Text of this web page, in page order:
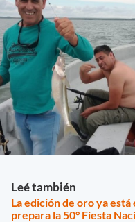
Leé también
La edición de oro ya está
prepara la 50° Fiesta